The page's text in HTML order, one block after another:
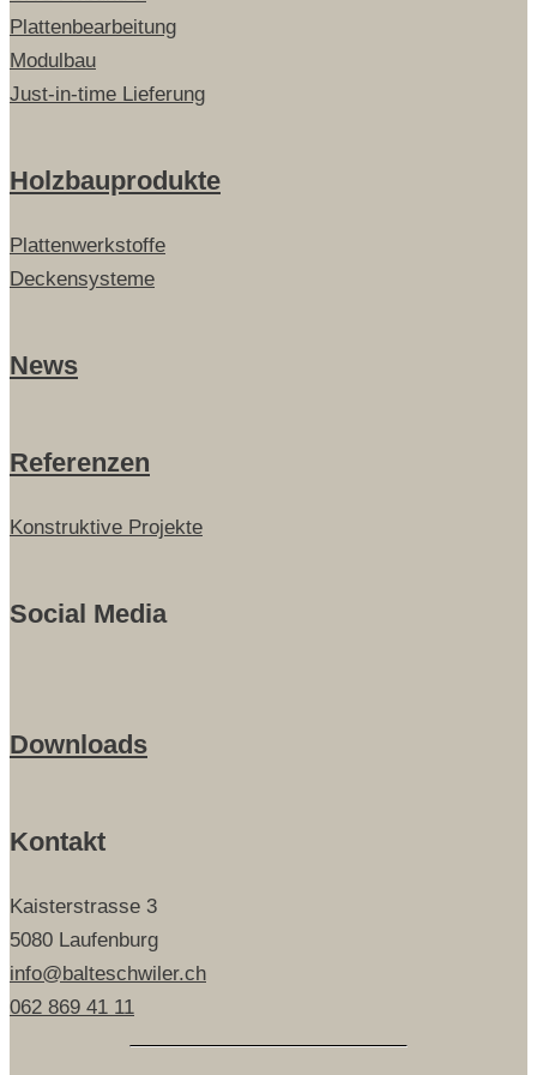
Plattenbearbeitung
Modulbau
Just-in-time Lieferung
Holzbauprodukte
Plattenwerkstoffe
Deckensysteme
News
Referenzen
Konstruktive Projekte
Social Media
Downloads
Kontakt
Kaisterstrasse 3
5080 Laufenburg
info@balteschwiler.ch
062 869 41 11